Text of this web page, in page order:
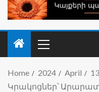
Home 2024 April
13
Կրակոցներ՝